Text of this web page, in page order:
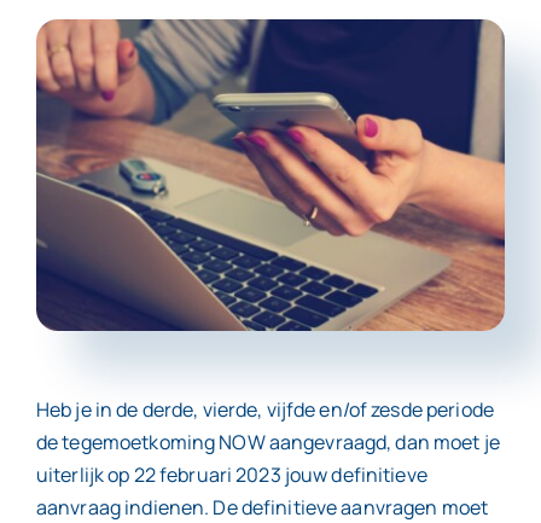
Mijn NBC Eelman & Partners
Nieuws
Werken bij
Contact
Heb je in de derde, vierde, vijfde en/of zesde periode
de tegemoetkoming NOW aangevraagd, dan moet je
uiterlijk op 22 februari 2023 jouw definitieve
aanvraag indienen. De definitieve aanvragen moet